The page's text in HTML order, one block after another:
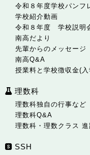
令和８年度学校パンフ
学校紹介動画
令和８年度 学校説明
南高だより
先輩からのメッセージ
南高Q&A
授業料と学校徴収金(
理数科
理数科独自の行事など
理数科Q&A
理数科・理数クラス
SSH